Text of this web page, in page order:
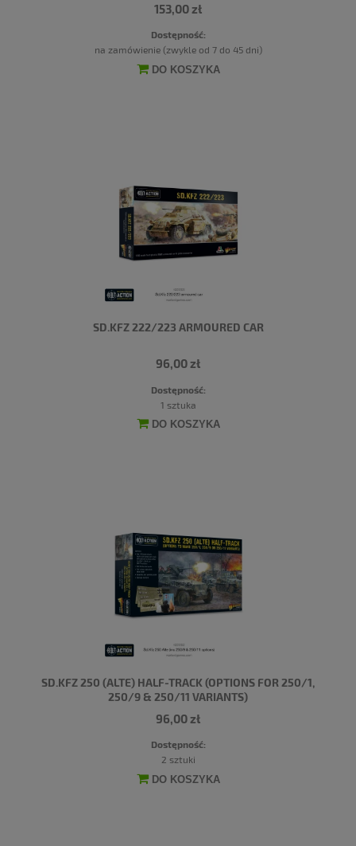
153,00 zł
Dostępność:
na zamówienie (zwykle od 7 do 45 dni)
DO KOSZYKA
SD.KFZ 222/223 ARMOURED CAR
96,00 zł
Dostępność:
1 sztuka
DO KOSZYKA
SD.KFZ 250 (ALTE) HALF-TRACK (OPTIONS FOR 250/1,
250/9 & 250/11 VARIANTS)
96,00 zł
Dostępność:
2 sztuki
DO KOSZYKA